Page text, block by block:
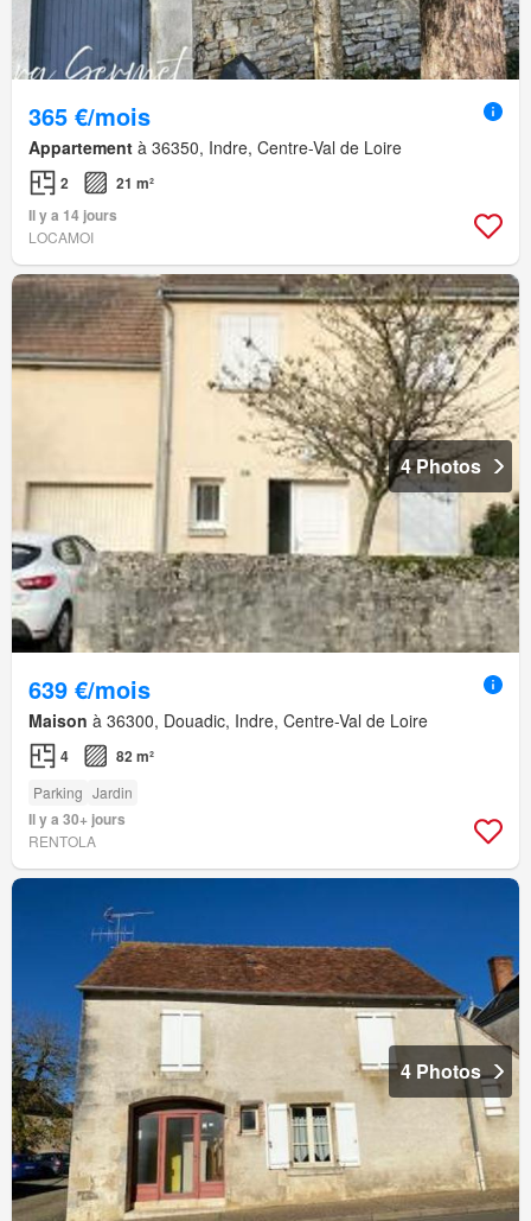
365 €/mois
Appartement à 36350, Indre, Centre-Val de Loire
2
21 m²
Il y a 14 jours
LOCAMOI
4 Photos
639 €/mois
Maison à 36300, Douadic, Indre, Centre-Val de Loire
4 82 m²
Parking Jardin
Il y a 30+ jours
RENTOLA
4 Photos